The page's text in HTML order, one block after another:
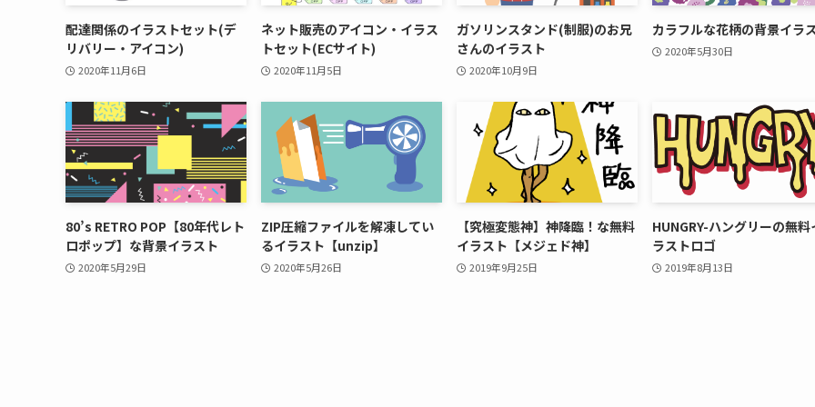
配達関係のイラストセット(デ
リバリー・アイコン)
2020年11月6日
ネット販売のアイコン・イラス
トセット(ECサイト)
2020年11月5日
ガソリンスタンド(制服)のお兄
さんのイラスト
2020年10月9日
カラフルな花柄の背景イラ
2020年5月30日
80’s RETRO POP【80年代レト
ロポップ】な背景イラスト
2020年5月29日
ZIP圧縮ファイルを解凍してい
るイラスト【unzip】
2020年5月26日
【究極変態神】神降臨！な無料
イラスト【メジェド神】
2019年9月25日
HUNGRY-ハングリーの無料
ラストロゴ
2019年8月13日